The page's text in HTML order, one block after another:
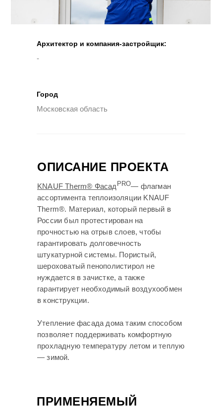
-
Архитектор и компания-застройщик:
Московская область
Город
ОПИСАНИЕ ПРОЕКТА
KNAUF Therm® Фасад PRO— флагман
ассортимента теплоизоляции KNAUF
Therm®. Материал, который первый в
России был протестирован на
прочностью на отрыв слоев, чтобы
гарантировать долговечность
штукатурной системы. Пористый,
шероховатый пенополистирол не
нуждается в зачистке, а также
гарантирует необходимый воздухообмен
в конструкции.
Утепление фасада дома таким способом
позволяет поддерживать комфортную
прохладную температуру летом и теплую
— зимой.
ПРИМЕНЯЕМЫЙ